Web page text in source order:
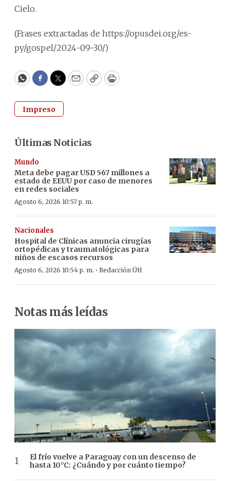
Cielo.
(Frases extractadas de https://opusdei.org/es-
py/gospel/2024-09-30/)
WhatsApp
Facebook
Twitter
EmailCopyPrint
Impreso
Últimas Noticias
Mundo
Meta debe pagar USD 567 millones a
estado de EEUU por caso de menores
en redes sociales
Agosto 6, 2026 10:57 p. m.
Nacionales
Hospital de Clínicas anuncia cirugías
ortopédicas y traumatológicas para
niños de escasos recursos
Agosto 6, 2026 10:54 p. m. · Redacción ÚH
Notas más leídas
El frío vuelve a Paraguay con un descenso de
hasta 10°C: ¿Cuándo y por cuánto tiempo?